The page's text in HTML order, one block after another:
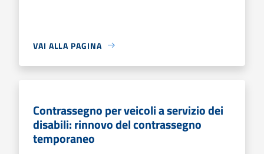
VAI ALLA PAGINA
Contrassegno per veicoli a servizio dei
disabili: rinnovo del contrassegno
temporaneo